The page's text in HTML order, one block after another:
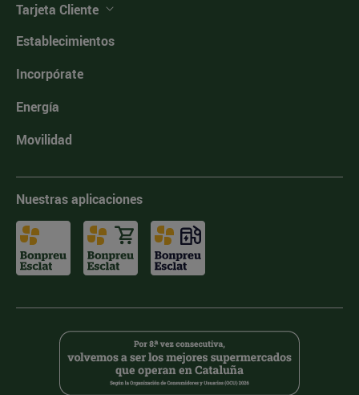
Tarjeta Cliente
Establecimientos
Incorpórate
Energía
Movilidad
Nuestras aplicaciones